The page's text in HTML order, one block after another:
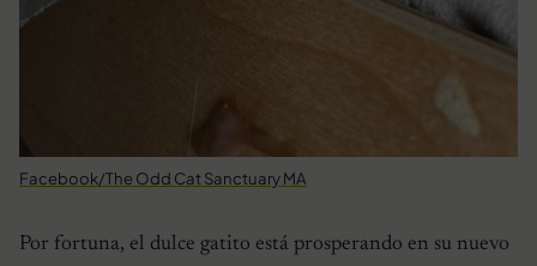
Facebook/The Odd Cat Sanctuary MA
Por fortuna, el dulce gatito está prosperando en su nuevo